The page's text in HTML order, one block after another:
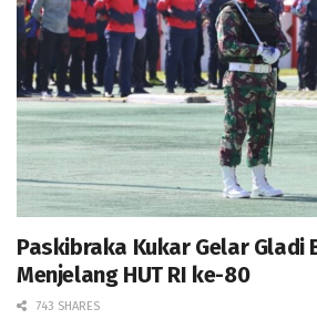
Paskibraka Kukar Gelar Gladi
Menjelang HUT RI ke-80
743 SHARES